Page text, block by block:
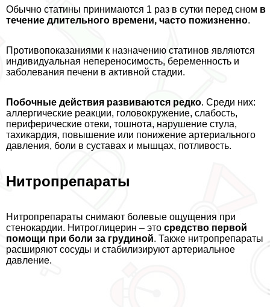
Обычно статины принимаются 1 раз в сутки перед сном в
течение длительного времени, часто пожизненно.
Противопоказаниями к назначению статинов являются
индивидуальная непереносимость, беременность и
заболевания печени в активной стадии.
Побочные действия развиваются редко. Среди них:
аллергические реакции, головокружение, слабость,
периферические отеки, тошнота, нарушение стула,
тахикардия, повышение или понижение артериального
давления, боли в суставах и мышцах, потливость.
Нитропрепараты
Нитропрепараты снимают болевые ощущения при
стенокардии. Нитроглицерин – это средство первой
помощи при боли за гpyдиной. Также нитропрепараты
расширяют сосуды и стабилизируют артериальное
давление.